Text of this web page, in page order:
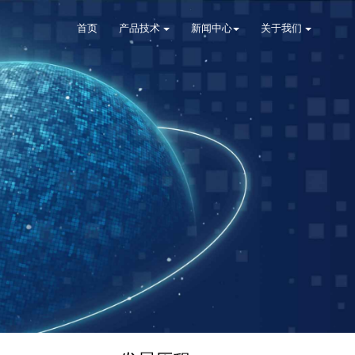
首页 产品技术 新闻中心